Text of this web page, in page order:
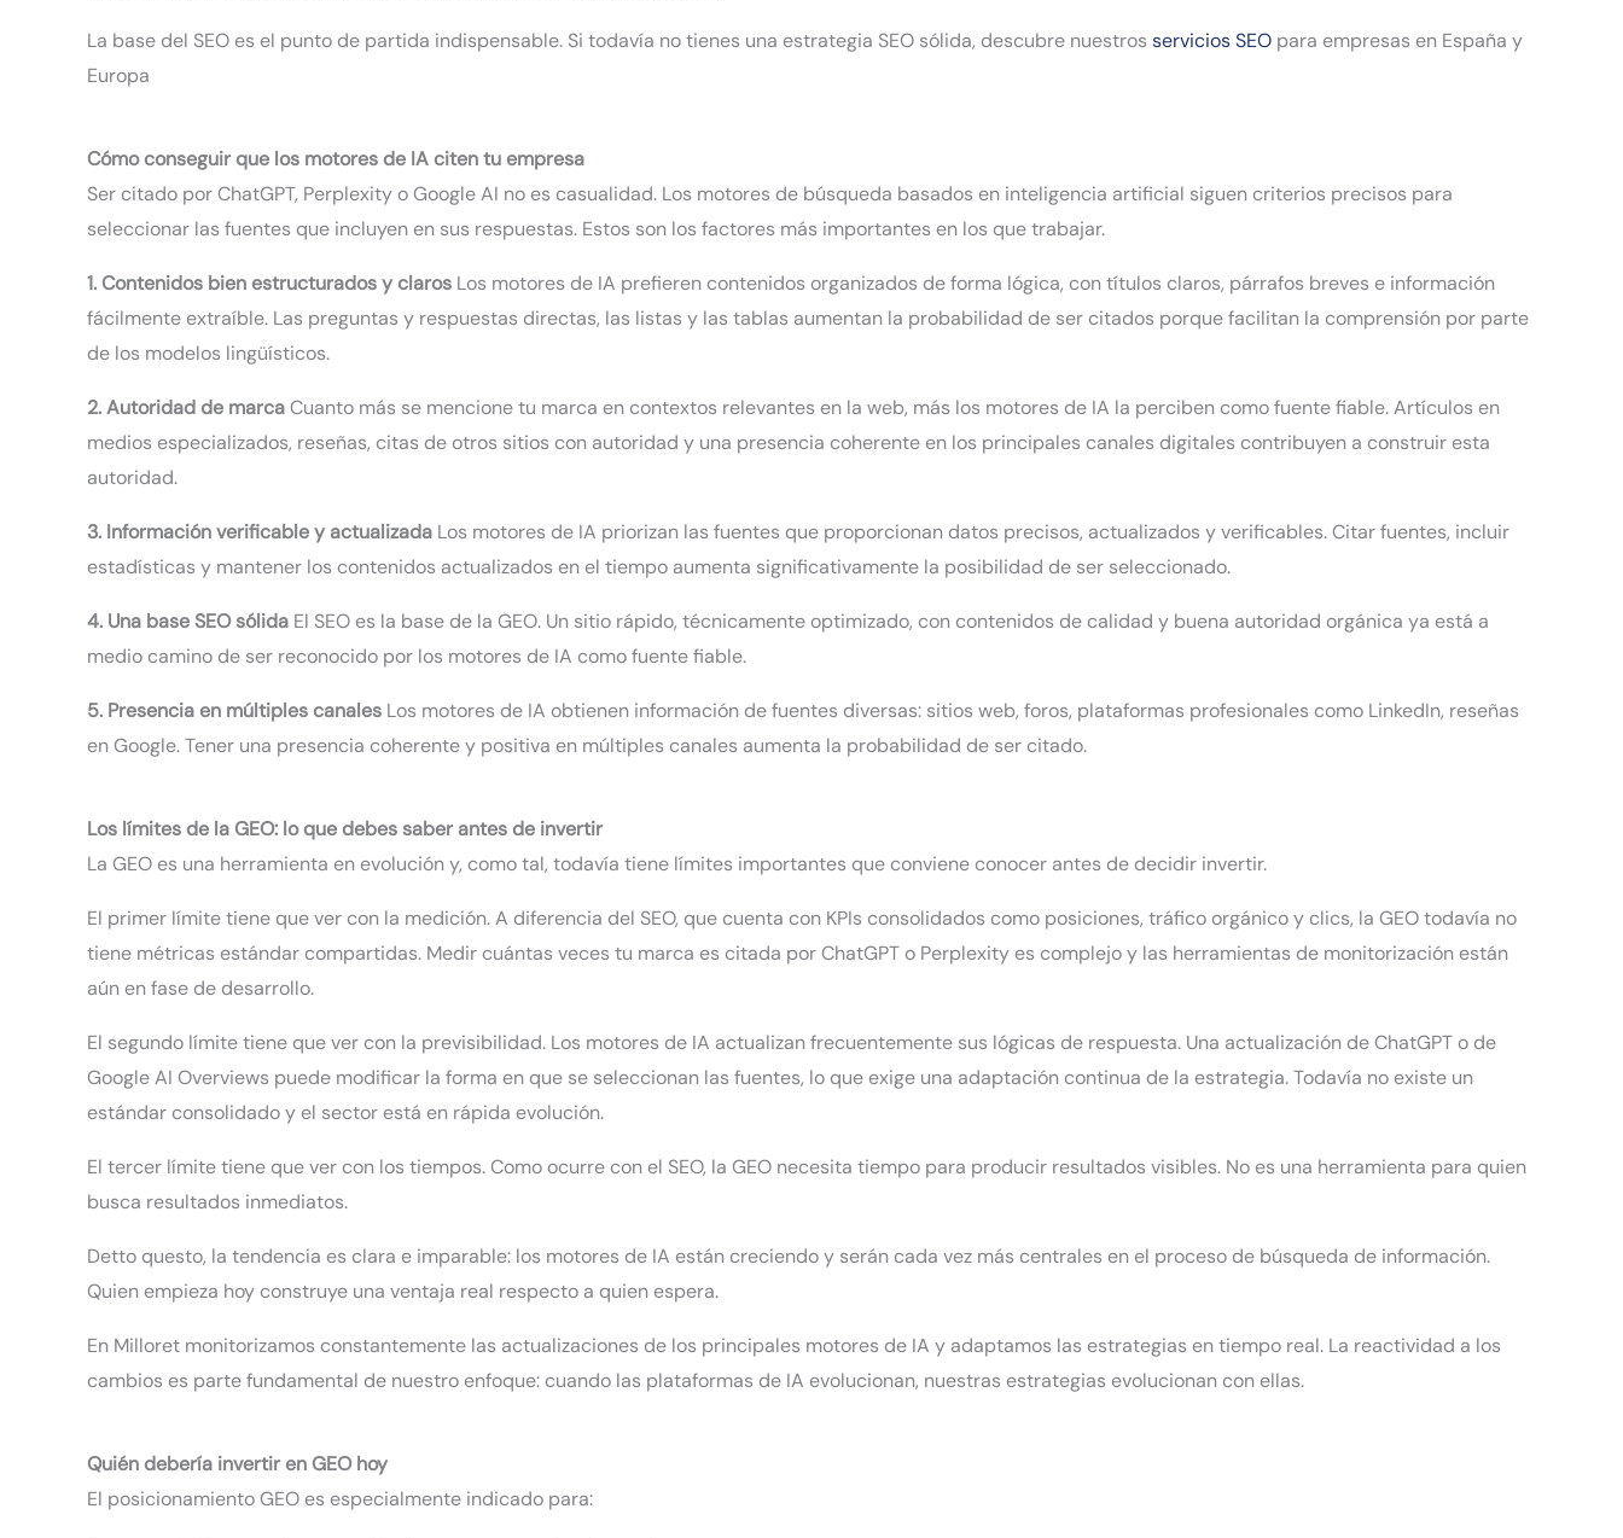
La base del SEO es el punto de partida indispensable. Si todavía no tienes una estrategia SEO sólida, descubre nuestros servicios SEO para empresas en España y
Europa
Cómo conseguir que los motores de IA citen tu empresa
Ser citado por ChatGPT, Perplexity o Google AI no es casualidad. Los motores de búsqueda basados en inteligencia artificial siguen criterios precisos para
seleccionar las fuentes que incluyen en sus respuestas. Estos son los factores más importantes en los que trabajar.
1. Contenidos bien estructurados y claros Los motores de IA prefieren contenidos organizados de forma lógica, con títulos claros, párrafos breves e información
fácilmente extraíble. Las preguntas y respuestas directas, las listas y las tablas aumentan la probabilidad de ser citados porque facilitan la comprensión por parte
de los modelos lingüísticos.
2. Autoridad de marcaCuanto más se mencione tu marca en contextos relevantes en la web, más los motores de IA la perciben como fuente fiable. Artículos en
medios especializados, reseñas, citas de otros sitios con autoridad y una presencia coherente en los principales canales digitales contribuyen a construir esta
autoridad.
3. Información verificable y actualizada Los motores de IA priorizan las fuentes que proporcionan datos precisos, actualizados y verificables. Citar fuentes, incluir
estadísticas y mantener los contenidos actualizados en el tiempo aumenta significativamente la posibilidad de ser seleccionado.
4. Una base SEO sólida El SEO es la base de la GEO. Un sitio rápido, técnicamente optimizado, con contenidos de calidad y buena autoridad orgánica ya está a
medio camino de ser reconocido por los motores de IA como fuente fiable.
5. Presencia en múltiples canales Los motores de IA obtienen información de fuentes diversas: sitios web, foros, plataformas profesionales como LinkedIn, reseñas
en Google. Tener una presencia coherente y positiva en múltiples canales aumenta la probabilidad de ser citado.
Los límites de la GEO: lo que debes saber antes de invertir
La GEO es una herramienta en evolución y, como tal, todavía tiene límites importantes que conviene conocer antes de decidir invertir.
El primer límite tiene que ver con la medición. A diferencia del SEO, que cuenta con KPIs consolidados como posiciones, tráfico orgánico y clics, la GEO todavía no
tiene métricas estándar compartidas. Medir cuántas veces tu marca es citada por ChatGPT o Perplexity es complejo y las herramientas de monitorización están
aún en fase de desarrollo.
El segundo límite tiene que ver con la previsibilidad. Los motores de IA actualizan frecuentemente sus lógicas de respuesta. Una actualización de ChatGPT o de
Google AI Overviews puede modificar la forma en que se seleccionan las fuentes, lo que exige una adaptación continua de la estrategia. Todavía no existe un
estándar consolidado y el sector está en rápida evolución.
El tercer límite tiene que ver con los tiempos. Como ocurre con el SEO, la GEO necesita tiempo para producir resultados visibles. No es una herramienta para quien
busca resultados inmediatos.
Detto questo, la tendencia es clara e imparable: los motores de IA están creciendo y serán cada vez más centrales en el proceso de búsqueda de información.
Quien empieza hoy construye una ventaja real respecto a quien espera.
En Milloret monitorizamos constantemente las actualizaciones de los principales motores de IA y adaptamos las estrategias en tiempo real. La reactividad a los
cambios es parte fundamental de nuestro enfoque: cuando las plataformas de IA evolucionan, nuestras estrategias evolucionan con ellas.
Quién debería invertir en GEO hoy
El posicionamiento GEO es especialmente indicado para: